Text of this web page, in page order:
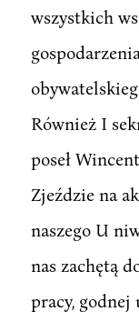
wszystkich
Również I
poseł
Zjeździe na
naszego U
nas zachętą
pracy,